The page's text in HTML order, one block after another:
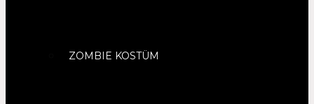
ZOMBIE KOSTÜM